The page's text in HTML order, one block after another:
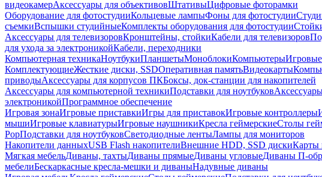
видеокамерАксессуары для объективовШтативыЦифровые фоторамки
Оборудование для фотостудииКольцевые лампыФоны для фотостудии
съемкиВспышки студийныеКомплекты оборудования для фотостудии
Аксессуары для телевизоровКронштейны, стойкиКабели для телевизоров
для ухода за электроникойКабели, переходники
Компьютерная техникаНоутбукиПланшетыМоноблокиКомпьютеры
КомплектующиеЖесткие диски, SSDОперативная памятьВидеокарты
приводыАксессуары для корпусов ПКБоксы, док-станции для накопителей
Аксессуары для компьютерной техникиПодставки для ноутбуков
электроникойПрограммное обеспечение
Игровая зонаИгровые приставкиИгры для приставокИгровые контроллеры
мышиИгровые клавиатурыИгровые наушникиКресла геймерскиеСтолы
PopПодставки для ноутбуковСветодиодные лентыЛампы для мониторов
Накопители данныхUSB Flash накопителиВнешние HDD, SSD дискиКарты
Мягкая мебельДиваны, тахтыДиваны прямыеДиваны угловыеДиваны П-
мебелиБескаркасные кресла-мешки и диваныНадувные диваны